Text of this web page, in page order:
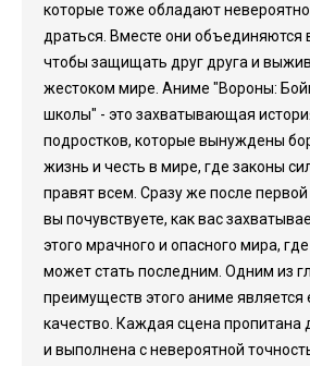
которые тоже обладают
драться. Вместе они объединяются
чтобы защищать друг друга и
жестоком мире. Аниме "Вороны:
школы" - это захватывающая
подростков, которые вынуждены
жизнь и честь в мире, где законы
правят всем. Сразу же после первой
вы почувствуете, как вас
этого мрачного и опасного мира,
может стать последним. Одним из
преимуществ этого аниме является
качество. Каждая сцена пропитана
и выполнена с невероятной